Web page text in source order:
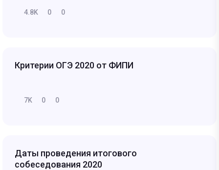
4.8K 0 0
Критерии ОГЭ 2020 от ФИПИ
7K 0 0
Даты проведения итогового
собеседования 2020